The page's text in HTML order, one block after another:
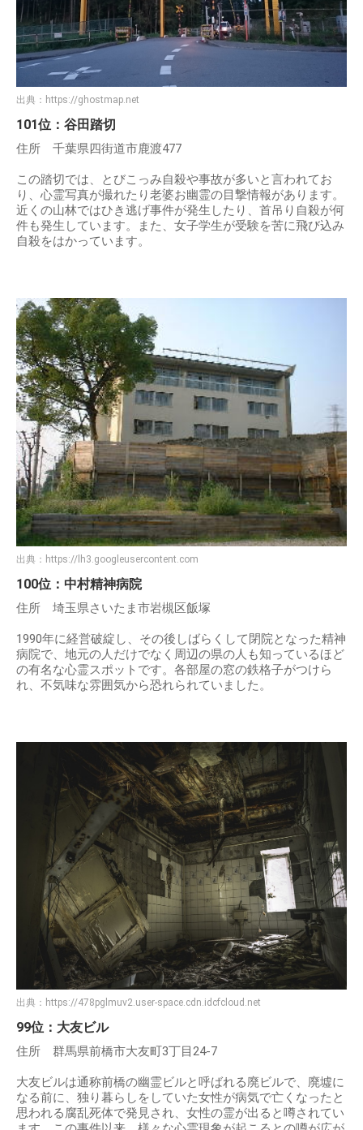
出典： https://ghostmap.net
101位：谷田踏切
住所 千葉県四街道市鹿渡477
この踏切では、とびこっみ自殺や事故が多いと言われてお
り、心霊写真が撮れたり老婆お幽霊の目撃情報があります。
近くの山林ではひき逃げ事件が発生したり、首吊り自殺が何
件も発生しています。また、女子学生が受験を苦に飛び込み
自殺をはかっています。
出典： https://lh3.googleusercontent.com
100位：中村精神病院
住所 埼玉県さいたま市岩槻区飯塚
1990年に経営破綻し、その後しばらくして閉院となった精神
病院で、地元の人だけでなく周辺の県の人も知っているほど
の有名な心霊スポットです。各部屋の窓の鉄格子がつけら
れ、不気味な雰囲気から恐れられていました。
出典： https://478pglmuv2.user-space.cdn.idcfcloud.net
99位：大友ビル
住所 群馬県前橋市大友町3丁目24-7
大友ビルは通称前橋の幽霊ビルと呼ばれる廃ビルで、廃墟に
なる前に、独り暮らしをしていた女性が病気で亡くなったと
思われる腐乱死体で発見され、女性の霊が出ると噂されてい